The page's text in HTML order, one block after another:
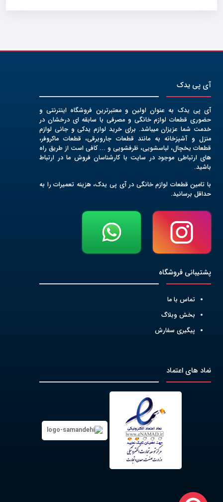
آی پی یدک
آی پی یدک به عنوان اولین و معتبرترین فروشگاه اینترنتی و
حضوری قطعات لوازم خانگی و مصرفی با سابقه ای درخشان در
خدمت شما عزیزان میباشد. برای خرید لوازم یدکی و جانی لوازم
منزل و آشپزخانه به مانند قطعات جاروبرقی، قطعات ماکروفر،
قطعات یخچال، لباسشویی، ظرفشویی و ... کافی است از طریق راه
های ارتباطی موجود در سایت با کارشناسان فروش ما در ارتباط
باشید.
با تامین قطعات لوازم خانگی در آی پی یدک، هزینه تعمیرات را به
حداقل برسانید.
پشتیبانی فروشگاه
تماس با ما
بخش وبلاگ
پیگیری سفارش
نماد های اعتماد